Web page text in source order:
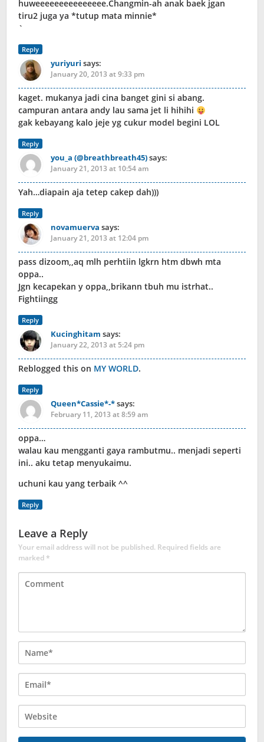
huweeeeeeeeeeeeeee.Changmin-ah anak baek jgan
tiru2 juga ya *tutup mata minnie*
`
Reply
yuriyuri says:
January 20, 2013 at 9:33 pm
kaget. mukanya jadi cina banget gini si abang.
campuran antara andy lau sama jet li hihihi
gak kebayang kalo jeje yg cukur model begini LOL
Reply
you_a (@breathbreath45)says:
January 21, 2013 at 10:54 am
Yah…diapain aja tetep cakep dah)))
Reply
novamuerva says:
January 21, 2013 at 12:04 pm
pass dizoom,,aq mlh perhtiin lgkrn htm dbwh mta
oppa..
Jgn kecapekan y oppa,,brikann tbuh mu istrhat..
Fightiingg
Reply
Kucinghitam says:
January 22, 2013 at 5:24 pm
Reblogged this on MY WORLD.
Reply
Queen*Cassie*-*says:
February 11, 2013 at 8:59 am
oppa…
walau kau mengganti gaya rambutmu.. menjadi seperti
ini.. aku tetap menyukaimu.
uchuni kau yang terbaik ^^
Reply
Leave a Reply
Your email address will not be published. Required fields are
marked*